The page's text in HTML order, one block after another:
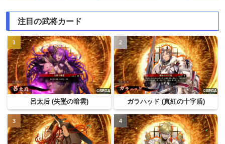
注目の武将カード
呂太后 (失墜の暗雲) ガラハッド (真紅の十字盾)